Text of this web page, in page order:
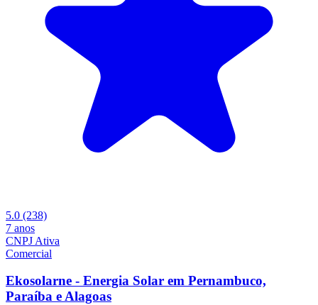
5.0 (238)
7 anos
CNPJ Ativa
Comercial
Ekosolarne - Energia Solar em Pernambuco,
Paraíba e Alagoas